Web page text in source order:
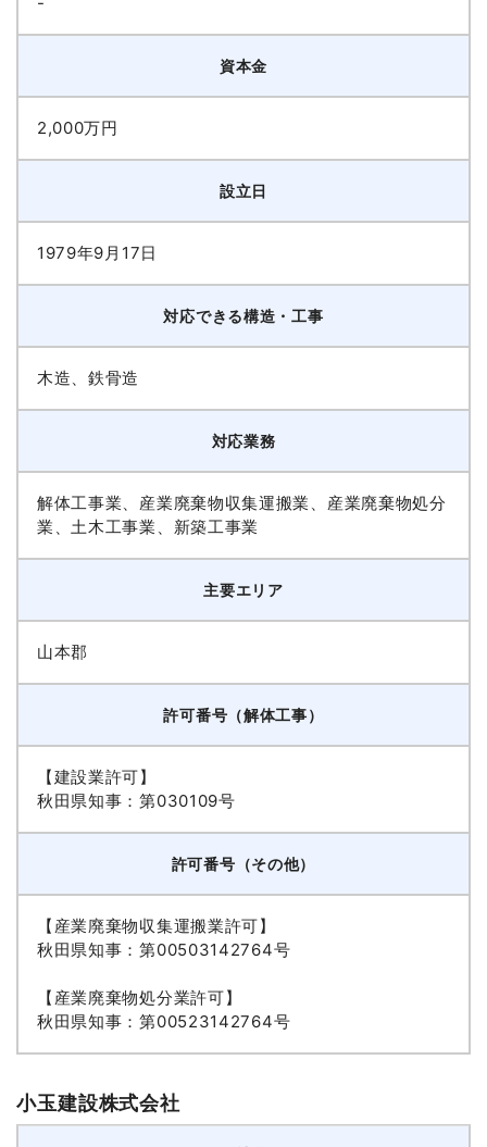
資本金
2,000万円
設立日
1979年9月17日
対応できる構造・工事
木造、鉄骨造
対応業務
解体工事業、産業廃棄物収集運搬業、産業廃棄物処分
業、土木工事業、新築工事業
主要エリア
山本郡
許可番号（解体工事）
【建設業許可】
秋田県知事：第030109号
許可番号（その他）
【産業廃棄物収集運搬業許可】
秋田県知事：第00503142764号
【産業廃棄物処分業許可】
秋田県知事：第00523142764号
小玉建設株式会社